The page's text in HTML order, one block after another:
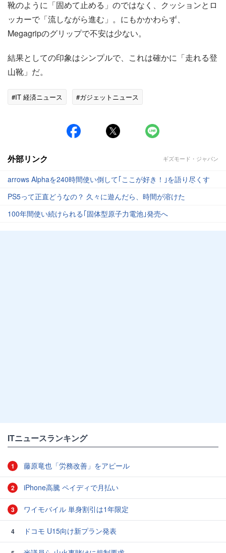
靴のように「固めて止める」のではなく、クッションとロ
ッカーで「流しながら進む」。にもかかわらず、
Megagripのグリップで不安は少ない。
結果としての印象はシンプルで、これは確かに「走れる登
山靴」だ。
#IT 経済ニュース #ガジェットニュース
外部リンク ギズモード・ジャパン
arrows Alphaを240時間使い倒して｢ここが好き！｣を語り尽くす
PS5って正直どうなの？ 久々に遊んだら、時間が溶けた
100年間使い続けられる｢固体型原子力電池｣発売へ
ITニュースランキング
1 藤原竜也「労務改善」をアピール
2 iPhone高騰 ペイディで月払い
3 ワイモバイル 単身割引は1年限定
4 ドコモ U15向け新プラン発表